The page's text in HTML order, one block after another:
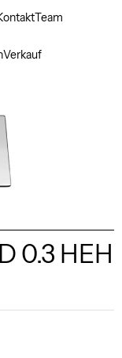
Verkauf
Team
0.3 HEH